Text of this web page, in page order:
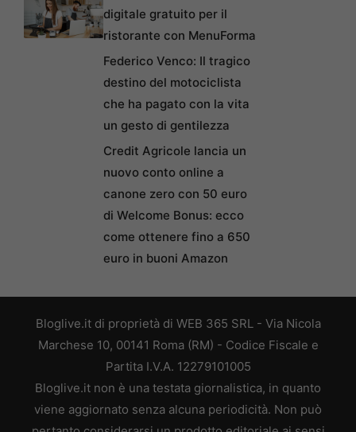
digitale gratuito per il
ristorante con MenuForma
Federico Venco: Il tragico
destino del motociclista
che ha pagato con la vita
un gesto di gentilezza
Credit Agricole lancia un
nuovo conto online a
canone zero con 50 euro
di Welcome Bonus: ecco
come ottenere fino a 650
euro in buoni Amazon
Bloglive.it di proprietà di WEB 365 SRL - Via Nicola
Marchese 10, 00141 Roma (RM) - Codice Fiscale e
Partita I.V.A. 12279101005
Bloglive.it non è una testata giornalistica, in quanto
viene aggiornato senza alcuna periodicità. Non può